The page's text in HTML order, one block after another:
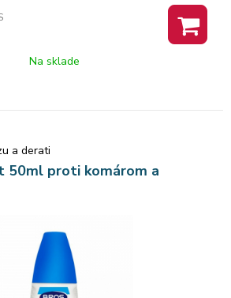
láka mravce a pôsobí kontaktne, čím
10 hniezd. Vodným roztokom prášku
premiešať a ihneď aplikovať.
Na sklade
a derati
50ml proti komárom a